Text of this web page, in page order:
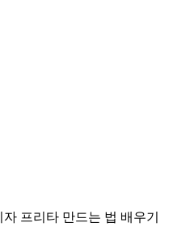
프리타 만드는 법 배우기